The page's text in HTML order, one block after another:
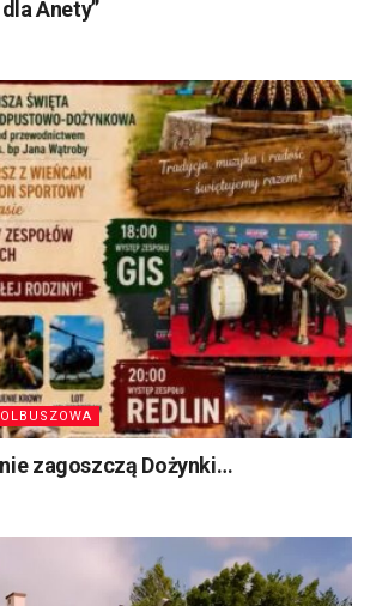
Anety”
zagoszczą Dożynki…